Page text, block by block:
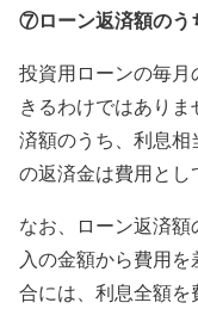
⑦ローン返済額のう
投資用ローンの毎月
きるわけではあり
済額のうち、利息相
の返済金は費用とし
なお、ローン返済額
入の金額から費用
合には、利息全額を